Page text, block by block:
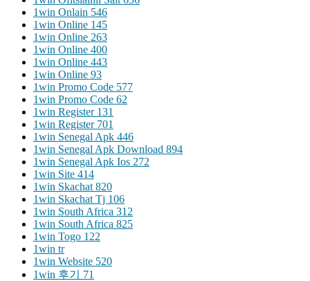
1win Onlain 546
1win Online 145
1win Online 263
1win Online 400
1win Online 443
1win Online 93
1win Promo Code 577
1win Promo Code 62
1win Register 131
1win Register 701
1win Senegal Apk 446
1win Senegal Apk Download 894
1win Senegal Apk Ios 272
1win Site 414
1win Skachat 820
1win Skachat Tj 106
1win South Africa 312
1win South Africa 825
1win Togo 122
1win tr
1win Website 520
1win 후기 71